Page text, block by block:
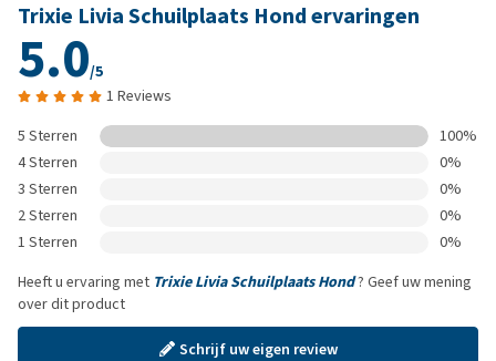
Trixie Livia Schuilplaats Hond ervaringen
5.0/5
1 Reviews
5 Sterren
100%
4 Sterren
0%
3 Sterren
0%
2 Sterren
0%
1 Sterren
0%
Heeft u ervaring met Trixie Livia Schuilplaats Hond? Geef uw mening
over dit product
Schrijf uw eigen review